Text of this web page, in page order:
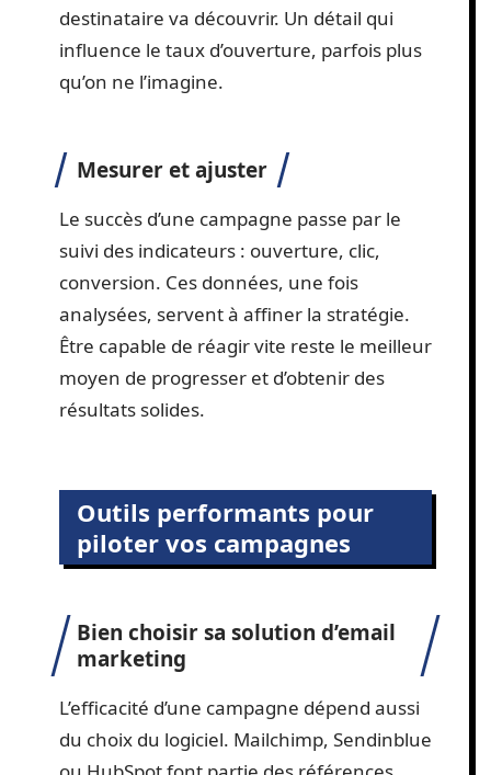
destinataire va découvrir. Un détail qui
influence le taux d’ouverture, parfois plus
qu’on ne l’imagine.
Mesurer et ajuster
Le succès d’une campagne passe par le
suivi des indicateurs : ouverture, clic,
conversion. Ces données, une fois
analysées, servent à affiner la stratégie.
Être capable de réagir vite reste le meilleur
moyen de progresser et d’obtenir des
résultats solides.
Outils performants pour
piloter vos campagnes
Bien choisir sa solution d’email
marketing
L’efficacité d’une campagne dépend aussi
du choix du logiciel. Mailchimp, Sendinblue